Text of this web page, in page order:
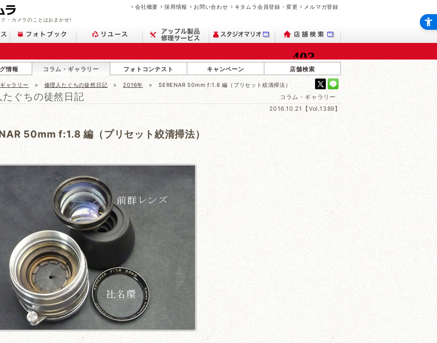
・カメラのことはおまかせ!
会社概要 採用情報 お問い合わせ キタムラ会員登録・変更 メルマガ登録
情報 コラム・ギャラリー フォトコンテスト キャンペーン 店舗検索
ャラリー 修理人たぐちの徒然日記 2016年 SERENAR 50mm f:1.8 編（プリセット絞清掃法）
たぐちの徒然日記
コラム・ギャラリー
2016.10.21【Vol.1389】
50mm f:1.8 編（プリセット絞清掃法）